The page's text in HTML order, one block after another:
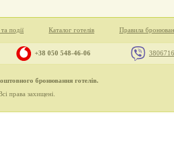
події Каталог готелів Правила
+38 050 548-46-06
бронювання готелів.
права захищені.